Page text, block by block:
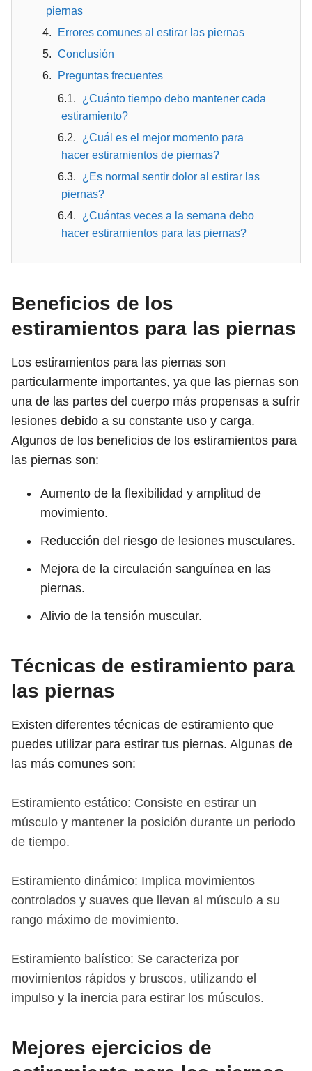
piernas
Errores comunes al estirar las piernas
Conclusión
Preguntas frecuentes
¿Cuánto tiempo debo mantener cada
estiramiento?
¿Cuál es el mejor momento para
hacer estiramientos de piernas?
¿Es normal sentir dolor al estirar las
piernas?
¿Cuántas veces a la semana debo
hacer estiramientos para las piernas?
Beneficios de los
estiramientos para las piernas
Los estiramientos para las piernas son
particularmente importantes, ya que las piernas son
una de las partes del cuerpo más propensas a sufrir
lesiones debido a su constante uso y carga.
Algunos de los beneficios de los estiramientos para
las piernas son:
Aumento de la flexibilidad y amplitud de
movimiento.
Reducción del riesgo de lesiones musculares.
Mejora de la circulación sanguínea en las
piernas.
Alivio de la tensión muscular.
Técnicas de estiramiento para
las piernas
Existen diferentes técnicas de estiramiento que
puedes utilizar para estirar tus piernas. Algunas de
las más comunes son:
Estiramiento estático: Consiste en estirar un
músculo y mantener la posición durante un periodo
de tiempo.
Estiramiento dinámico: Implica movimientos
controlados y suaves que llevan al músculo a su
rango máximo de movimiento.
Estiramiento balístico: Se caracteriza por
movimientos rápidos y bruscos, utilizando el
impulso y la inercia para estirar los músculos.
Mejores ejercicios de